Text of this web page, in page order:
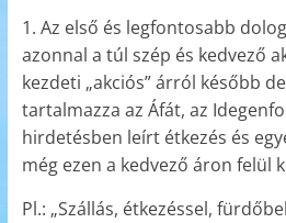
1. Az első és legfontosabb
azonnal a túl szép és kedvező
kezdeti „akciós” árról később
tartalmazza az Áfát, az
hirdetésben leírt étkezés és
még ezen a kedvező áron felül
Pl.: „Szállás, étkezéssel,